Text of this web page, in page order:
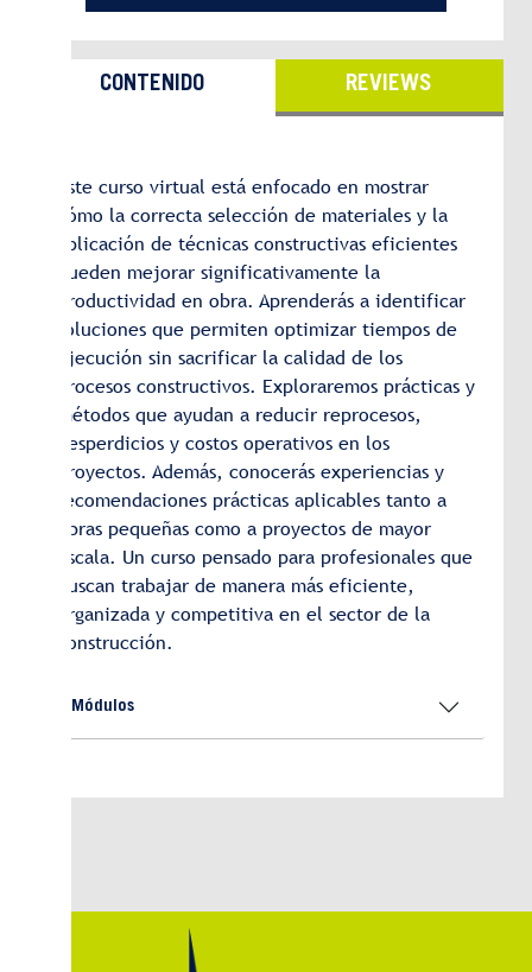
CONTENIDO REVIEWS
Este curso virtual está enfocado en mostrar
cómo la correcta selección de materiales y la
aplicación de técnicas constructivas eficientes
pueden mejorar significativamente la
productividad en obra. Aprenderás a identificar
soluciones que permiten optimizar tiempos de
ejecución sin sacrificar la calidad de los
procesos constructivos. Exploraremos prácticas y
métodos que ayudan a reducir reprocesos,
desperdicios y costos operativos en los
proyectos. Además, conocerás experiencias y
recomendaciones prácticas aplicables tanto a
obras pequeñas como a proyectos de mayor
escala. Un curso pensado para profesionales que
buscan trabajar de manera más eficiente,
organizada y competitiva en el sector de la
construcción.
Módulos